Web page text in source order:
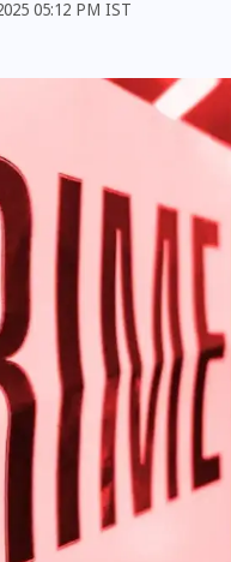
05:12 PM IST
में
की